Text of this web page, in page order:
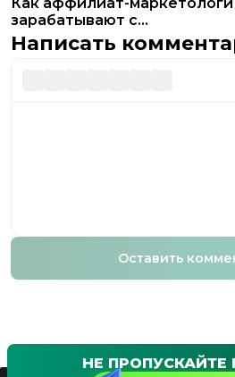
зарабатывают с
рекламными сетями
Написать
Оставить
НЕ ПРОПУСКАЙТЕ